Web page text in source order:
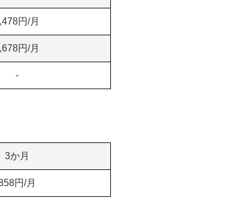
円/月
円/月
-
3か月
円/月